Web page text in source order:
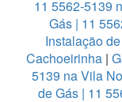
11 5562-5139
Gás | 11
Instalação
Cachoeirinha |
5139 na Vila
de Gás | 11